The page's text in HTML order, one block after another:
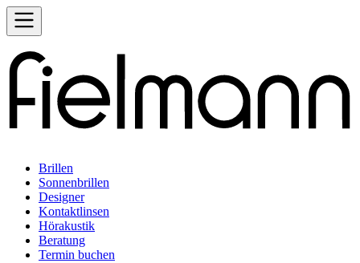
Brillen
Sonnenbrillen
Designer
Kontaktlinsen
Hörakustik
Beratung
Termin buchen